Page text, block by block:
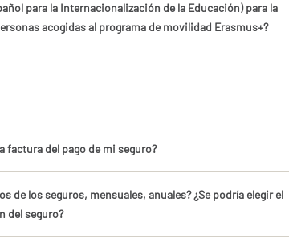
para la Internacionalización de la Educación) para la
acogidas al programa de movilidad Erasmus+?
factura del pago de mi seguro?
de los seguros, mensuales, anuales? ¿Se podría elegir el
del seguro?